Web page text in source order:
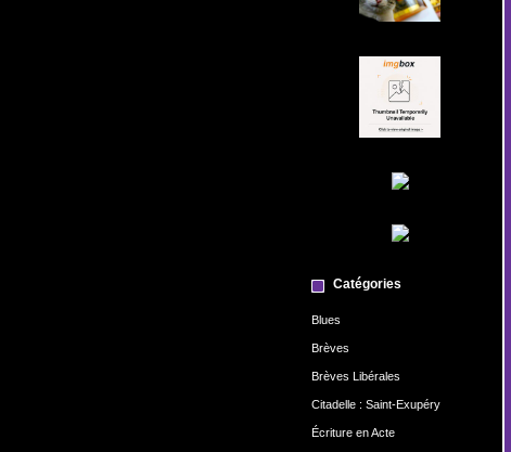
Catégories
Blues
Brèves
Brèves Libérales
Citadelle : Saint-Exupéry
Écriture en Acte